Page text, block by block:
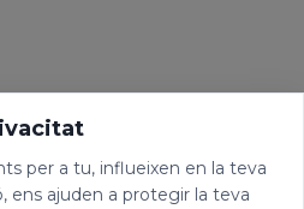
per a tu, influeixen en la teva
ens ajuden a protegir la teva